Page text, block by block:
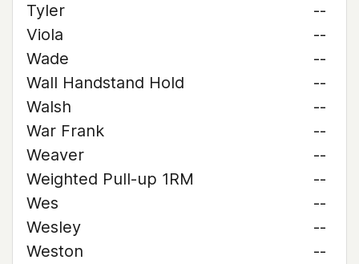
Tyler
--
Viola
--
Wade
--
Wall Handstand Hold
--
Walsh
--
War Frank
--
Weaver
--
Weighted Pull-up 1RM
--
Wes
--
Wesley
--
Weston
--